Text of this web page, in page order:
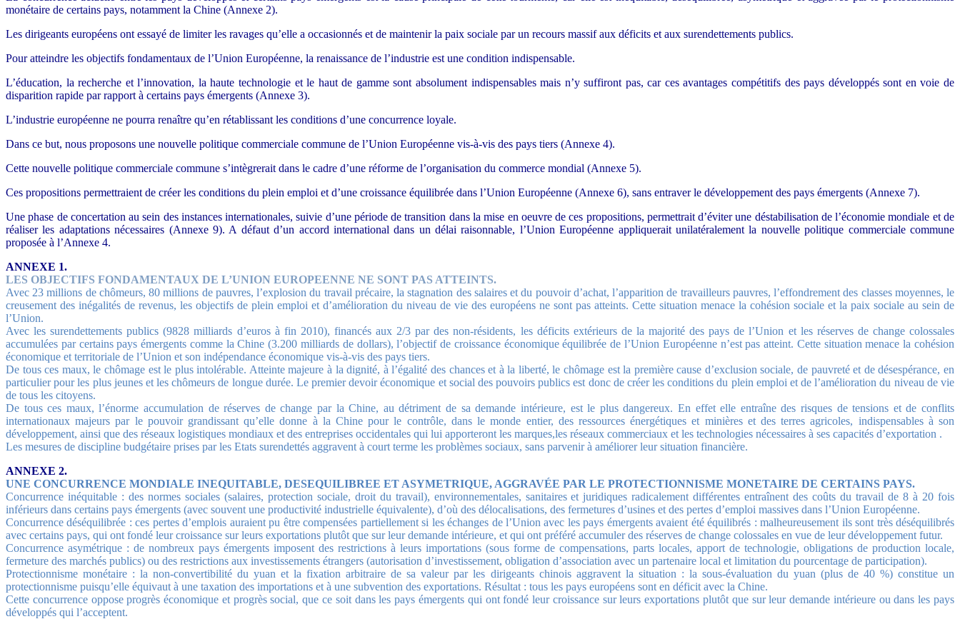
monétaire de certains pays, notamment la Chine (Annexe 2).
Les dirigeants européens ont essayé de limiter les ravages qu’elle a occasionnés et de maintenir la paix sociale par un recours massif aux déficits et aux surendettements publics.
Pour atteindre les objectifs fondamentaux de l’Union Européenne, la renaissance de l’industrie est une condition indispensable.
L’éducation, la recherche et l’innovation, la haute technologie et le haut de gamme sont absolument indispensables mais n’y suffiront pas, car ces avantages compétitifs des pays développés sont en voie de
disparition rapide par rapport à certains pays émergents (Annexe 3).
L’industrie européenne ne pourra renaître qu’en rétablissant les conditions d’une concurrence loyale.
Dans ce but, nous proposons une nouvelle politique commerciale commune de l’Union Européenne vis-à-vis des pays tiers (Annexe 4).
Cette nouvelle politique commerciale commune s’intègrerait dans le cadre d’une réforme de l’organisation du commerce mondial (Annexe 5).
Ces propositions permettraient de créer les conditions du plein emploi et d’une croissance équilibrée dans l’Union Européenne (Annexe 6), sans entraver le développement des pays émergents (Annexe 7).
Une phase de concertation au sein des instances internationales, suivie d’une période de transition dans la mise en oeuvre de ces propositions, permettrait d’éviter une déstabilisation de l’économie mondiale et de
réaliser les adaptations nécessaires (Annexe 9). A défaut d’un accord international dans un délai raisonnable, l’Union Européenne appliquerait unilatéralement la nouvelle politique commerciale commune
proposée à l’Annexe 4.
ANNEXE 1.
LES OBJECTIFS FONDAMENTAUX DE L’UNION EUROPEENNE NE SONT PAS ATTEINTS.
Avec 23 millions de chômeurs, 80 millions de pauvres, l’explosion du travail précaire, la stagnation des salaires et du pouvoir d’achat, l’apparition de travailleurs pauvres, l’effondrement des classes moyennes, le
creusement des inégalités de revenus, les objectifs de plein emploi et d’amélioration du niveau de vie des européens ne sont pas atteints. Cette situation menace la cohésion sociale et la paix sociale au sein de
l’Union.
Avec les surendettements publics (9828 milliards d’euros à fin 2010), financés aux 2/3 par des non-résidents, les déficits extérieurs de la majorité des pays de l’Union et les réserves de change colossales
accumulées par certains pays émergents comme la Chine (3.200 milliards de dollars), l’objectif de croissance économique équilibrée de l’Union Européenne n’est pas atteint. Cette situation menace la cohésion
économique et territoriale de l’Union et son indépendance économique vis-à-vis des pays tiers.
De tous ces maux, le chômage est le plus intolérable. Atteinte majeure à la dignité, à l’égalité des chances et à la liberté, le chômage est la première cause d’exclusion sociale, de pauvreté et de désespérance, en
particulier pour les plus jeunes et les chômeurs de longue durée. Le premier devoir économique et social des pouvoirs publics est donc de créer les conditions du plein emploi et de l’amélioration du niveau de vie
de tous les citoyens.
De tous ces maux, l’énorme accumulation de réserves de change par la Chine, au détriment de sa demande intérieure, est le plus dangereux. En effet elle entraîne des risques de tensions et de conflits
internationaux majeurs par le pouvoir grandissant qu’elle donne à la Chine pour le contrôle, dans le monde entier, des ressources énergétiques et minières et des terres agricoles, indispensables à son
développement, ainsi que des réseaux logistiques mondiaux et des entreprises occidentales qui lui apporteront les marques,les réseaux commerciaux et les technologies nécessaires à ses capacités d’exportation .
Les mesures de discipline budgétaire prises par les Etats surendettés aggravent à court terme les problèmes sociaux, sans parvenir à améliorer leur situation financière.
ANNEXE 2.
UNE CONCURRENCE MONDIALE INEQUITABLE, DESEQUILIBREE ET ASYMETRIQUE, AGGRAVÉE PAR LE PROTECTIONNISME MONETAIRE DE CERTAINS PAYS.
Concurrence inéquitable : des normes sociales (salaires, protection sociale, droit du travail), environnementales, sanitaires et juridiques radicalement différentes entraînent des coûts du travail de 8 à 20 fois
inférieurs dans certains pays émergents (avec souvent une productivité industrielle équivalente), d’où des délocalisations, des fermetures d’usines et des pertes d’emploi massives dans l’Union Européenne.
Concurrence déséquilibrée : ces pertes d’emplois auraient pu être compensées partiellement si les échanges de l’Union avec les pays émergents avaient été équilibrés : malheureusement ils sont très déséquilibrés
avec certains pays, qui ont fondé leur croissance sur leurs exportations plutôt que sur leur demande intérieure, et qui ont préféré accumuler des réserves de change colossales en vue de leur développement futur.
Concurrence asymétrique : de nombreux pays émergents imposent des restrictions à leurs importations (sous forme de compensations, parts locales, apport de technologie, obligations de production locale,
fermeture des marchés publics) ou des restrictions aux investissements étrangers (autorisation d’investissement, obligation d’association avec un partenaire local et limitation du pourcentage de participation).
Protectionnisme monétaire : la non-convertibilité du yuan et la fixation arbitraire de sa valeur par les dirigeants chinois aggravent la situation : la sous-évaluation du yuan (plus de 40 %) constitue un
protectionnisme puisqu’elle équivaut à une taxation des importations et à une subvention des exportations. Résultat : tous les pays européens sont en déficit avec la Chine.
Cette concurrence oppose progrès économique et progrès social, que ce soit dans les pays émergents qui ont fondé leur croissance sur leurs exportations plutôt que sur leur demande intérieure ou dans les pays
développés qui l’acceptent.